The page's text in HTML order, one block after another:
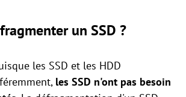
un SSD ?
les SSD et les HDD
les SSD n'ont pas besoin